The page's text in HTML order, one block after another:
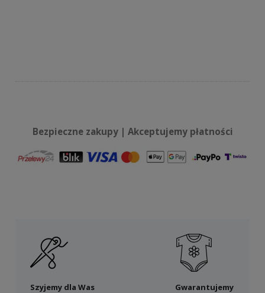
Bezpieczne zakupy | Akceptujemy płatności
Szyjemy dla Was
Gwarantujemy